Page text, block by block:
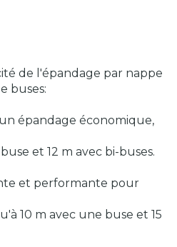
de l'épandage par nappe
buses:
épandage économique,
et 12 m avec bi-buses.
et performante pour
10 m avec une buse et 15